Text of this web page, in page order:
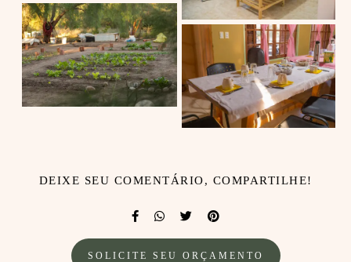
DEIXE SEU COMENTÁRIO, COMPARTILHE!
SOLICITE SEU ORÇAMENTO